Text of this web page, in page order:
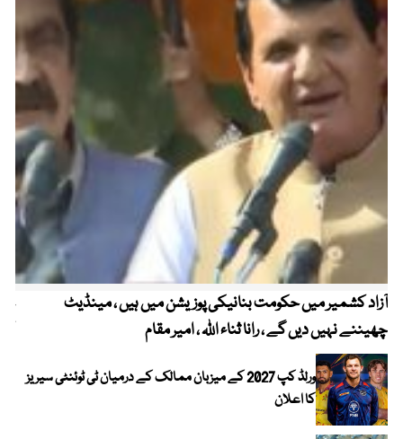
آزاد کشمیر میں حکومت بنانیکی پوزیشن میں ہیں ، مینڈیٹ
چھیننے نہیں دیں گے ، رانا ثناء اللہ ، امیر مقام
ورلڈ کپ 2027 کے میزبان ممالک کے درمیان ٹی ٹوئنٹی سیریز
کا اعلان